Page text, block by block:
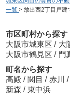
一覧 > 放出西2丁目戸建
市区町村から探す
大阪市城東区 / 大
大阪市鶴見区 / 門
町名から探す
高殿 / 関目 / 赤川 /
新森 / 東中浜